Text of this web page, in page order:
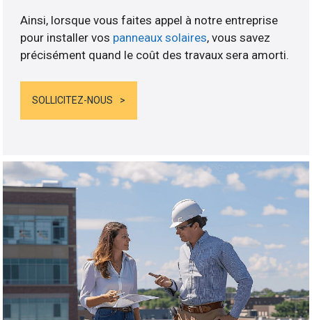
Ainsi, lorsque vous faites appel à notre entreprise
pour installer vos panneaux solaires, vous savez
précisément quand le coût des travaux sera amorti.
SOLLICITEZ-NOUS